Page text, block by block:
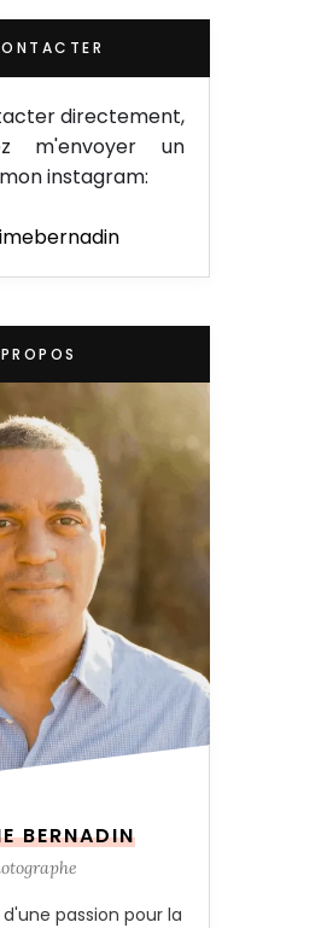
directement,
m'envoyer un
instagram:
BERNADIN
passion pour la